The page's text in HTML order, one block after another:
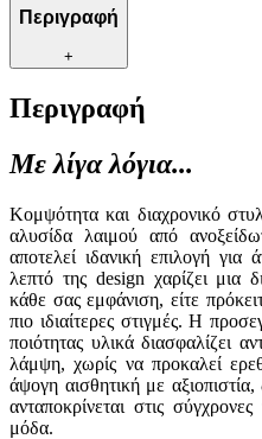
Περιγραφή
+
Περιγραφή
Με λίγα λόγια...
Κομψότητα και διαχρονικό
αλυσίδα λαιμού από
αποτελεί ιδανική επιλογή για
λεπτό της design χαρίζει μια
κάθε σας εμφάνιση, είτε
πιο ιδιαίτερες στιγμές. Η
ποιότητας υλικά διασφαλίζει
λάμψη, χωρίς να προκαλεί
άψογη αισθητική με
ανταποκρίνεται στις
μόδα.